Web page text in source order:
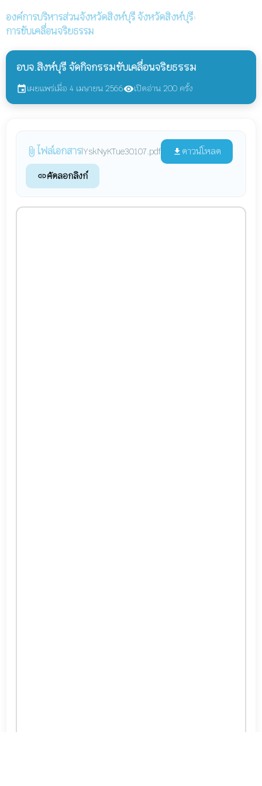
องค์การบริหารส่วนจังหวัดสิงห์บุรีจังหวัดสิงห์บุรี›
การขับเคลื่อนจริยธรรม
อบจ.สิงห์บุรี จัดกิจกรรมขับเคลื่อนจริยธรรม
eventเผยแพร่เมื่อ 4 เมษายน 2566visibilityเปิดอ่าน 200 ครั้ง
attach_file ไฟล์เอกสารlYskNyKTue30107.pdf file_download ดาวน์โหลด
linkคัดลอกลิงก์